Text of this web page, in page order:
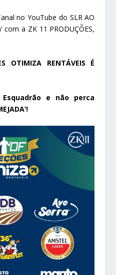
no YouTube do SLR AO
com a ZK 11 PRODUÇÕES,
OTIMIZA RENTÁVEIS É
e não perca